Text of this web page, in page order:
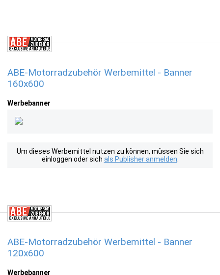
ABE-Motorradzubehör Werbemittel - Banner
160x600
Werbebanner
Um dieses Werbemittel nutzen zu können, müssen Sie sich
einloggen oder sich als Publisher anmelden
ABE-Motorradzubehör Werbemittel - Banner
120x600
Werbebanner